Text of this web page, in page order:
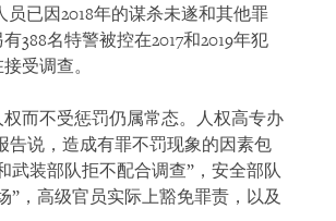
员已因2018年的谋杀未遂和其他罪
388名特警被控在2017和2019年犯
受调查。
而不受惩罚仍属常态。人权高专办
告说，造成有罪不罚现象的因素包
武装部队拒不配合调查”，安全部队
”，高级官员实际上豁免罪责，以及